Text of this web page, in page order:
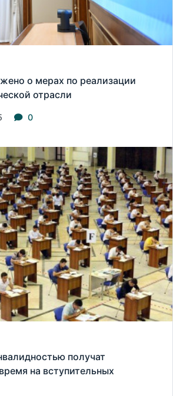
о мерах по реализации
отрасли
0
получат
на вступительных